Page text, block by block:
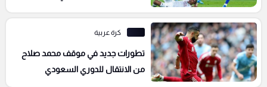
كرة عربية
تطورات جديد في موقف محمد صلاح
من الانتقال للدوري السعودي